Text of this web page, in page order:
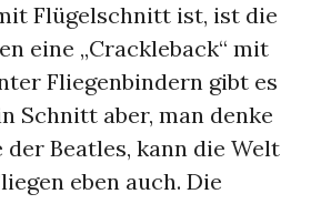
Flügelschnitt ist, ist die
eine „Crackleback“ mit
Fliegenbindern gibt es
Schnitt aber, man denke
der Beatles, kann die Welt
eben auch. Die